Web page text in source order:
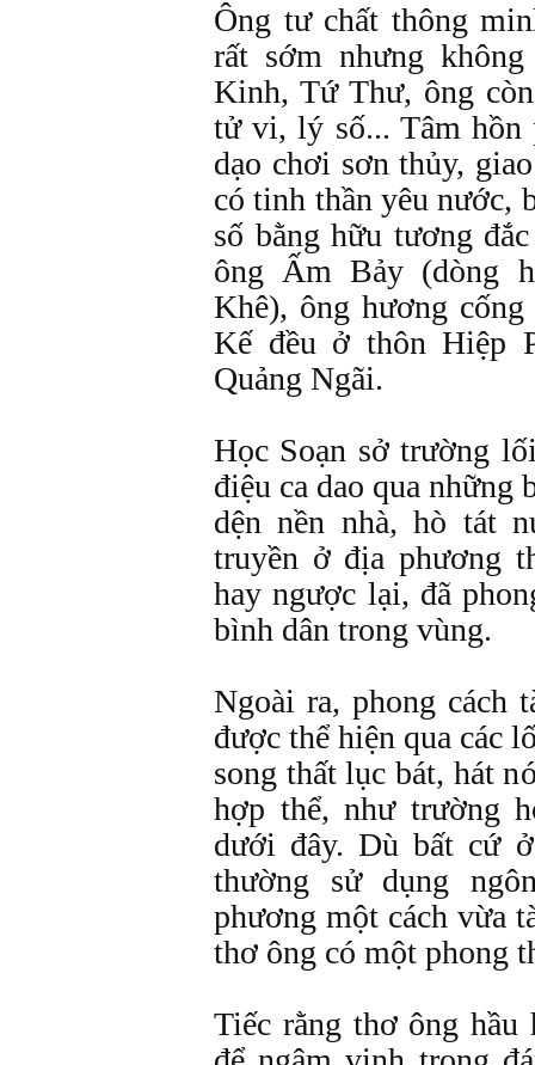
Ông tư chất thông
rất sớm nhưng
Kinh, Tứ Thư, ông
tử vi, lý số... Tâm hồn
dạo chơi sơn thủy,
có tinh thần yêu nước,
số bằng hữu tương
ông Ấm Bảy (dòng
Khê), ông hương
Kế đều ở thôn Hiệp
Quảng Ngãi.
Học Soạn sở trường
điệu ca dao qua những
dện nền nhà, hò tát
truyền ở địa phương
hay ngược lại, đã
bình dân trong vùng.
Ngoài ra, phong cách
được thể hiện qua các
song thất lục bát, hát
hợp thể, như trường
dưới đây. Dù bất cứ
thường sử dụng
phương một cách vừa
thơ ông có một phong
Tiếc rằng thơ ông